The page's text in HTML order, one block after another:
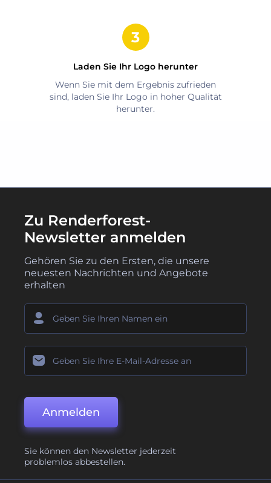
Laden Sie Ihr Logo herunter
Wenn Sie mit dem Ergebnis zufrieden
sind, laden Sie Ihr Logo in hoher Qualität
herunter.
Zu Renderforest-
Newsletter anmelden
Gehören Sie zu den Ersten, die unsere
neuesten Nachrichten und Angebote
erhalten
Anmelden
Sie können den Newsletter jederzeit
problemlos abbestellen.